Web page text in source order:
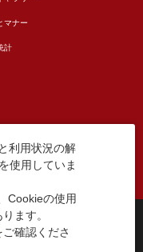
マナー
計
載について
丁目5番6号
利用状況の解
使用していま
Cookieの使用
ます。
ご確認くださ